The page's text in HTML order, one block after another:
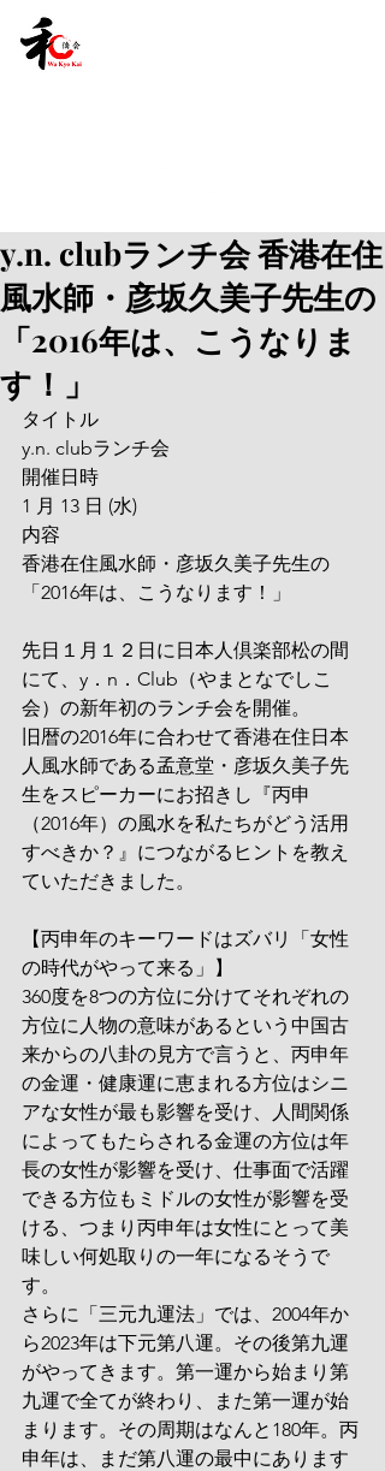
y.n. clubランチ会 香港在住
風水師・彦坂久美子先生の
「2016年は、こうなりま
す！」
タイトル
y.n. clubランチ会
開催日時
1 月 13 日 (水)
内容
香港在住風水師・彦坂久美子先生の
「2016年は、こうなります！」
先日１月１２日に日本人倶楽部松の間
にて、y．n．Club（やまとなでしこ
会）の新年初のランチ会を開催。
旧暦の2016年に合わせて香港在住日本
人風水師である孟意堂・彦坂久美子先
生をスピーカーにお招きし『丙申
（2016年）の風水を私たちがどう活用
すべきか？』につながるヒントを教え
ていただきました。
【丙申年のキーワードはズバリ「女性
の時代がやって来る」】
360度を8つの方位に分けてそれぞれの
方位に人物の意味があるという中国古
来からの八卦の見方で言うと、丙申年
の金運・健康運に恵まれる方位はシニ
アな女性が最も影響を受け、人間関係
によってもたらされる金運の方位は年
長の女性が影響を受け、仕事面で活躍
できる方位もミドルの女性が影響を受
ける、つまり丙申年は女性にとって美
味しい何処取りの一年になるそうで
す。
さらに「三元九運法」では、2004年か
ら2023年は下元第八運。その後第九運
がやってきます。第一運から始まり第
九運で全てが終わり、また第一運が始
まります。その周期はなんと180年。丙
申年は、まだ第八運の最中にあります